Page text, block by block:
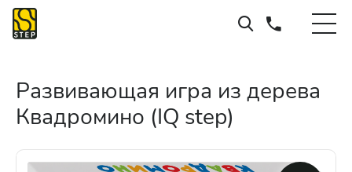
Развивающая игра из дерева
Квадромино (IQ step)